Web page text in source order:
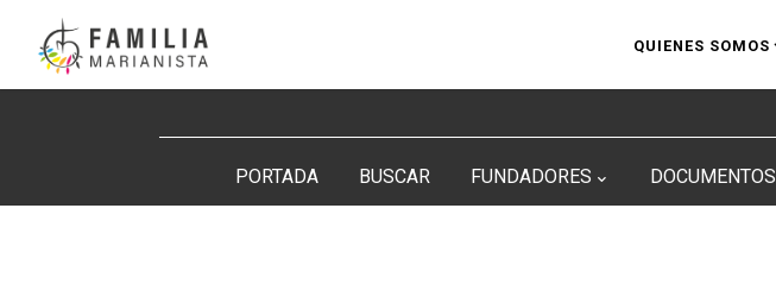
contenido
QUIENES SOMOS
PORTADA BUSCAR FUNDADORES DOCUMENTOS